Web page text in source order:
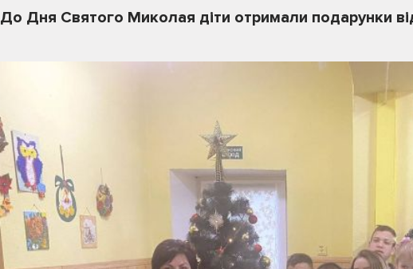
До Дня Святого Миколая діти отримали подарунки